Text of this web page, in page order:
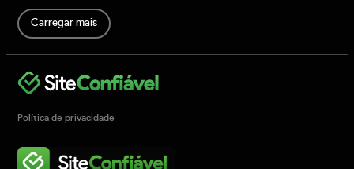
Carregar mais
Política de privacidade